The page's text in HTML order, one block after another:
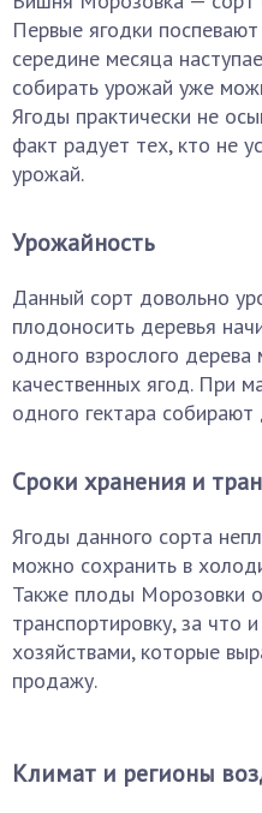
Первые ягодки
середине месяца
собирать урожай уже
Ягоды практически не
факт радует тех, кто не
урожай.
Урожайность
Данный сорт довольно
плодоносить деревья
одного взрослого
качественных ягод. При
одного гектара
Сроки хранения и
Ягоды данного сорта
можно сохранить в
Также плоды Морозовки
транспортировку, за что
хозяйствами, которые
продажу.
Климат и регионы